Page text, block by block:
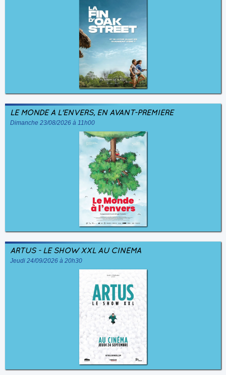
LE MONDE À L'ENVERS, EN AVANT-PREMIÈRE
Dimanche 23/08/2026 à 11h00
ARTUS - LE SHOW XXL AU CINÉMA
Jeudi 24/09/2026 à 20h30